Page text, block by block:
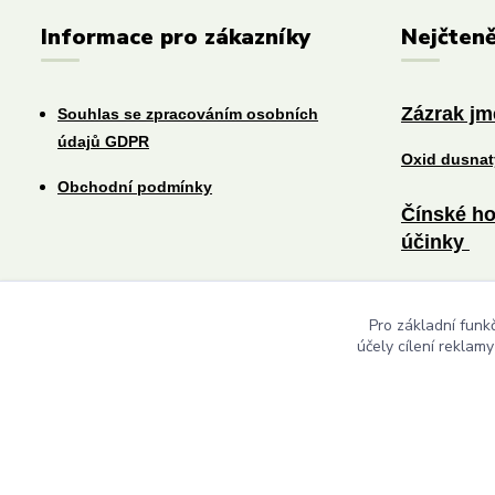
Informace pro zákazníky
Souhlas se zpracováním osobních
údajů GDPR
Obchodní podmínky
Zázrak
Oxid
Čínské
účinky
Změna
Pro základní
účely cílení